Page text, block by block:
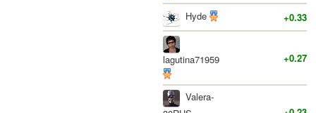
Hyde +0.33
lagutina71959 +0.27
Valera-